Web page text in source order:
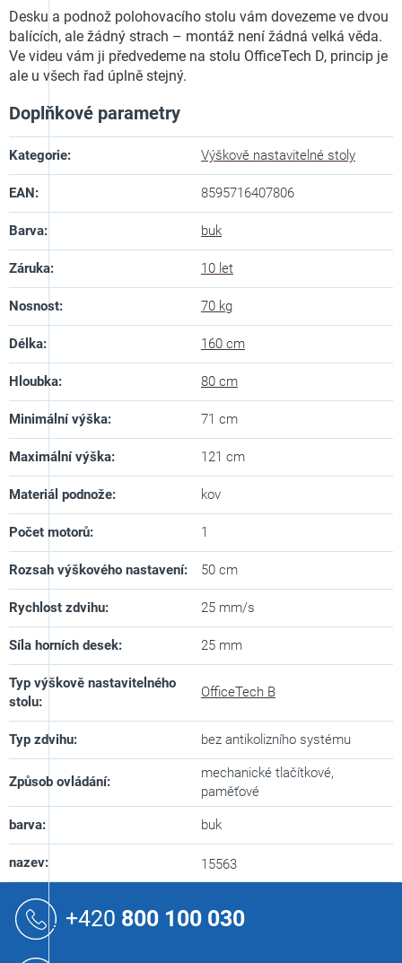
Desku a podnož polohovacího stolu vám dovezeme ve dvou
balících, ale žádný strach – montáž není žádná velká věda.
Ve videu vám ji předvedeme na stolu OfficeTech D, princip je
ale u všech řad úplně stejný.
Doplňkové parametry
Kategorie: Výškově nastavitelné stoly
EAN: 8595716407806
Barva: buk
Záruka: 10 let
Nosnost: 70 kg
Délka: 160 cm
Hloubka: 80 cm
Minimální výška: 71 cm
Maximální výška: 121 cm
Materiál podnože: kov
Počet motorů: 1
Rozsah výškového nastavení: 50 cm
Rychlost zdvihu: 25 mm/s
Síla horních desek: 25 mm
Typ výškově nastavitelného
stolu:
OfficeTech B
Typ zdvihu: bez antikolizního systému
Způsob ovládání:
mechanické tlačítkové,
paměťové
barva: buk
nazev: 15563
+420 800 100 030